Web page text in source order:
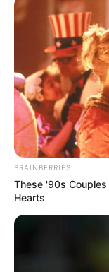
BRAINBERRIES
These '90s
Hearts